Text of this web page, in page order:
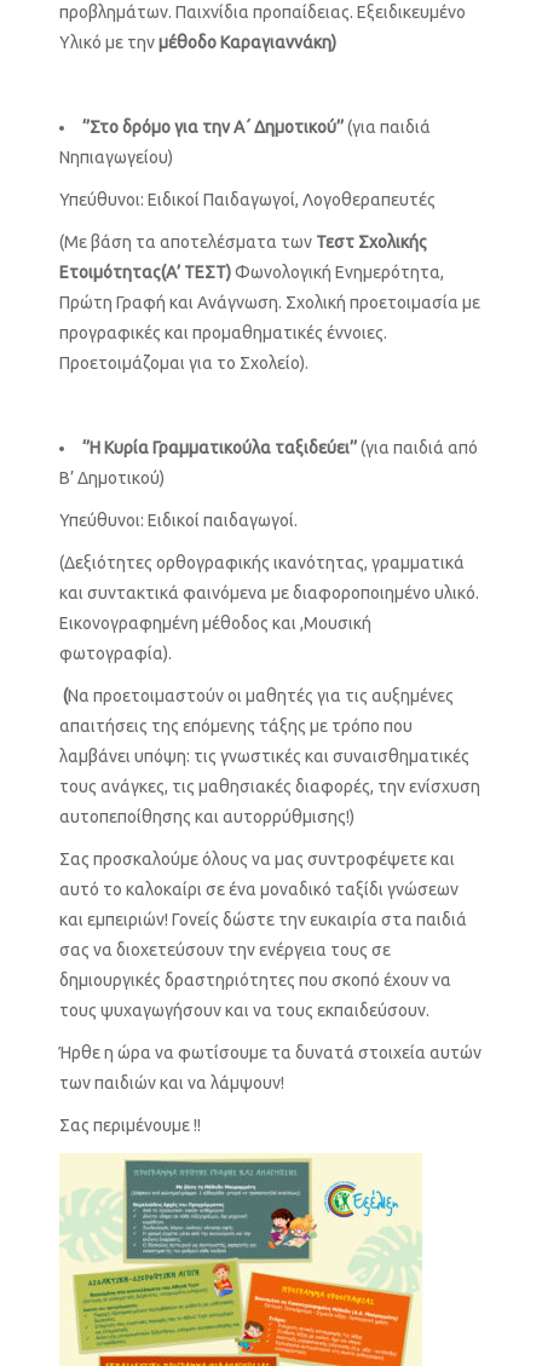
προβλημάτων. Παιχνίδια προπαίδειας. Εξειδικευμένο
Υλικό με τηνμέθοδο Καραγιαννάκη)
‘’Στο δρόμο για την Α΄ Δημοτικού’’(για παιδιά
Νηπιαγωγείου)
Υπεύθυνοι: Ειδικοί Παιδαγωγοί, Λογοθεραπευτές
(Με βάση τα αποτελέσματα των Τεστ Σχολικής
Ετοιμότητας(Α’ ΤΕΣΤ)Φωνολογική Ενημερότητα,
Πρώτη Γραφή και Ανάγνωση. Σχολική προετοιμασία με
προγραφικές και προμαθηματικές έννοιες.
Προετοιμάζομαι για το Σχολείο).
‘’Η Κυρία Γραμματικούλα ταξιδεύει’’(για παιδιά από
Β’ Δημοτικού)
Υπεύθυνοι: Ειδικοί παιδαγωγοί.
(Δεξιότητες ορθογραφικής ικανότητας, γραμματικά
και συντακτικά φαινόμενα με διαφοροποιημένο υλικό.
Εικονογραφημένη μέθοδος και ,Μουσική
φωτογραφία).
(Να προετοιμαστούν οι μαθητές για τις αυξημένες
απαιτήσεις της επόμενης τάξης με τρόπο που
λαμβάνει υπόψη: τις γνωστικές και συναισθηματικές
τους ανάγκες, τις μαθησιακές διαφορές, την ενίσχυση
αυτοπεποίθησης και αυτορρύθμισης!)
Σας προσκαλούμε όλους να μας συντροφέψετε και
αυτό το καλοκαίρι σε ένα μοναδικό ταξίδι γνώσεων
και εμπειριών! Γονείς δώστε την ευκαιρία στα παιδιά
σας να διοχετεύσουν την ενέργεια τους σε
δημιουργικές δραστηριότητες που σκοπό έχουν να
τους ψυχαγωγήσουν και να τους εκπαιδεύσουν.
Ήρθε η ώρα να φωτίσουμε τα δυνατά στοιχεία αυτών
των παιδιών και να λάμψουν!
Σας περιμένουμε !!